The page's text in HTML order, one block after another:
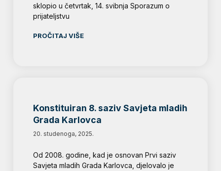
sklopio u četvrtak, 14. svibnja Sporazum o
prijateljstvu
PROČITAJ VIŠE
Konstituiran 8. saziv Savjeta mladih
Grada Karlovca
20. studenoga, 2025.
Od 2008. godine, kad je osnovan Prvi saziv
Savjeta mladih Grada Karlovca, djelovalo je